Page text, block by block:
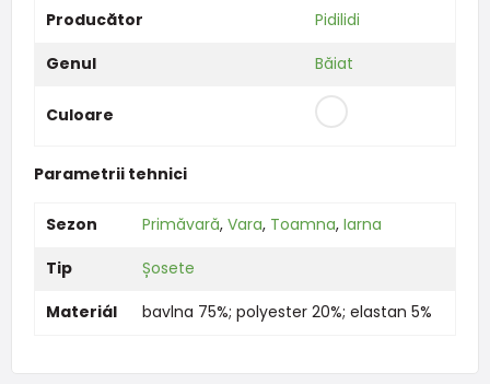
Producător
Pidilidi
Genul
Băiat
Culoare
Parametrii tehnici
Sezon Primăvară, Vara, Toamna, Iarna
Tip
Șosete
Materiál
bavlna 75%; polyester 20%; elastan 5%